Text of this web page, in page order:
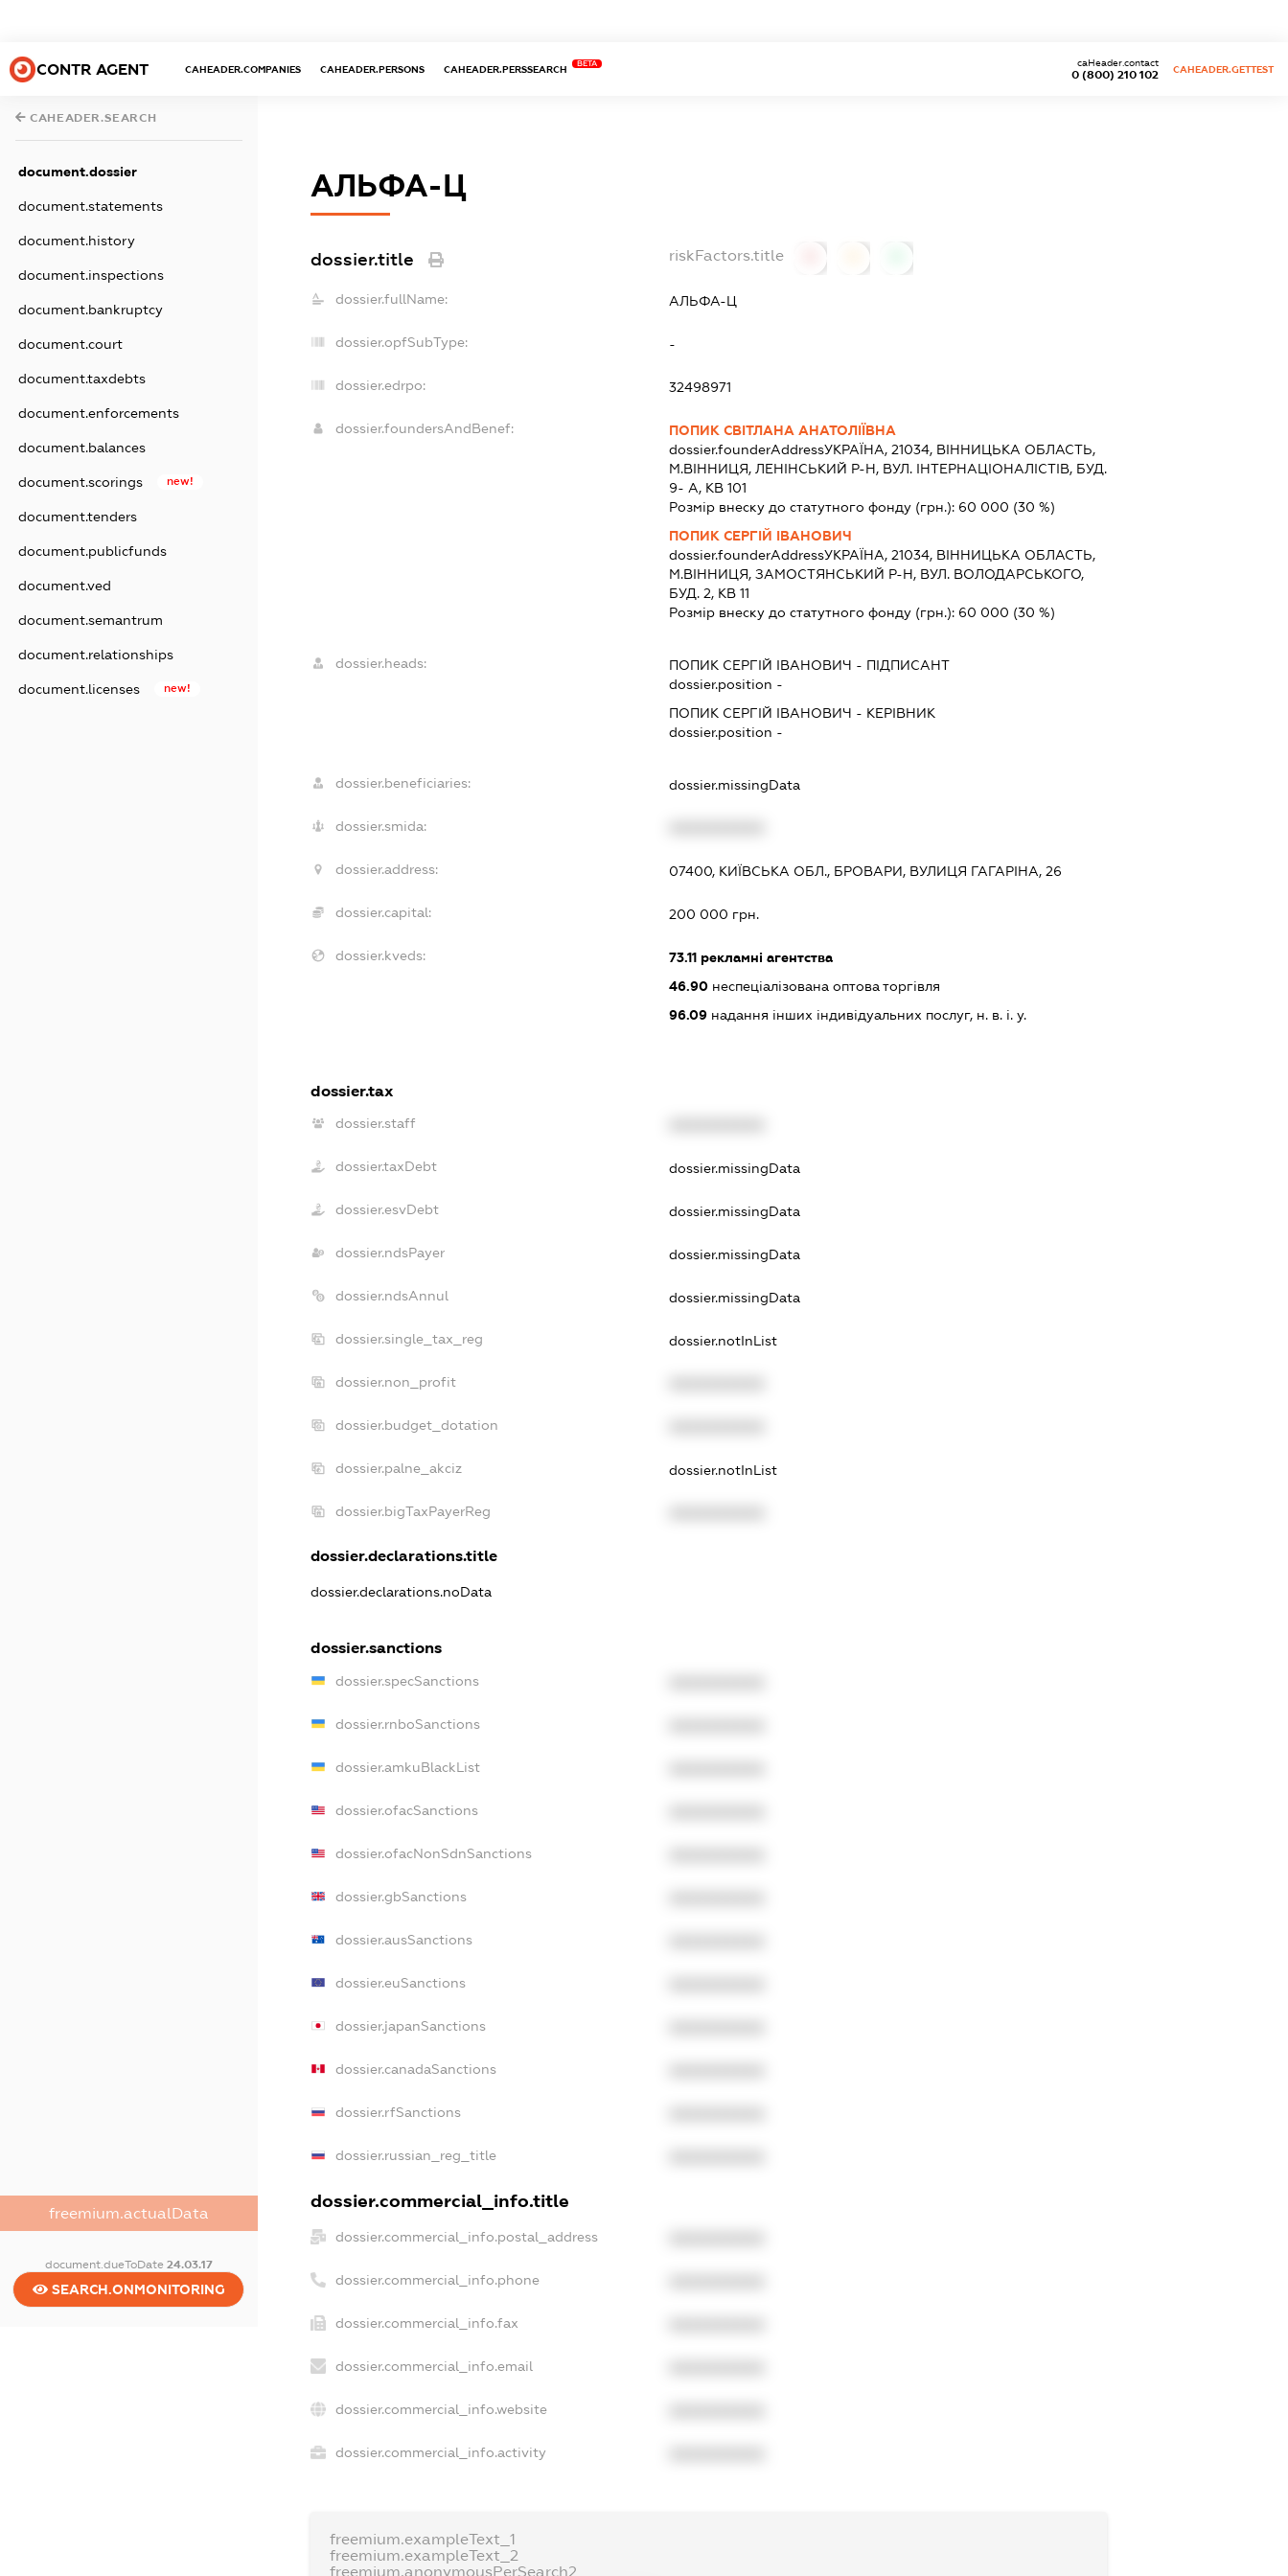
CONTR AGENT CAHEADER.COMPANIES CAHEADER.PERSONS CAHEADER.PERSSEARCH
BETA
0 (800) 210 102
caHeader.contact
CAHEADER.GETTEST
CAHEADER.SEARCH
document.dossier
document.statements
document.history
document.inspections
document.bankruptcy
document.court
document.taxdebts
document.enforcements
document.balances
document.scorings new!
document.tenders
document.publicfunds
document.ved
document.semantrum
document.relationships
document.licenses new!
freemium.actualData
document.dueToDate 24.03.17
SEARCH.ONMONITORING
АЛЬФА-Ц
dossier.title riskFactors.title
dossier.fullName: АЛЬФА-Ц
dossier.opfSubType: -
dossier.edrpo: 32498971
dossier.foundersAndBenef:
ПОПИК СВІТЛАНА АНАТОЛІЇВНА
dossier.founderAddressУКРАЇНА, 21034, ВIННИЦЬКА ОБЛАСТЬ,
М.ВІННИЦЯ, ЛЕНІНСЬКИЙ Р-Н, ВУЛ. ІНТЕРНАЦІОНАЛІСТІВ, БУД.
9- А, КВ 101
Розмір внеску до статутного фонду (грн.): 60 000 (30 %)
ПОПИК СЕРГІЙ ІВАНОВИЧ
dossier.founderAddressУКРАЇНА, 21034, ВIННИЦЬКА ОБЛАСТЬ,
М.ВІННИЦЯ, ЗАМОСТЯНСЬКИЙ Р-Н, ВУЛ. ВОЛОДАРСЬКОГО,
БУД. 2, КВ 11
Розмір внеску до статутного фонду (грн.): 60 000 (30 %)
dossier.heads: ПОПИК СЕРГІЙ ІВАНОВИЧ - ПІДПИСАНТ
dossier.position -
ПОПИК СЕРГІЙ ІВАНОВИЧ - КЕРІВНИК
dossier.position -
dossier.beneficiaries: dossier.missingData
dossier.smida:
dossier.address: 07400, КИЇВСЬКА ОБЛ., БРОВАРИ, ВУЛИЦЯ ГАГАРІНА, 26
dossier.capital: 200 000 грн.
dossier.kveds: 73.11рекламні агентства
46.90неспеціалізована оптова торгівля
96.09надання інших індивідуальних послуг, н. в. і. у.
dossier.tax
dossier.staff
dossier.taxDebt dossier.missingData
dossier.esvDebt dossier.missingData
dossier.ndsPayer dossier.missingData
dossier.ndsAnnul dossier.missingData
dossier.single_tax_reg dossier.notInList
dossier.non_profit
dossier.budget_dotation
dossier.palne_akciz dossier.notInList
dossier.bigTaxPayerReg
dossier.declarations.title
dossier.declarations.noData
dossier.sanctions
dossier.specSanctions
dossier.rnboSanctions
dossier.amkuBlackList
dossier.ofacSanctions
dossier.ofacNonSdnSanctions
dossier.gbSanctions
dossier.ausSanctions
dossier.euSanctions
dossier.japanSanctions
dossier.canadaSanctions
dossier.rfSanctions
dossier.russian_reg_title
dossier.commercial_info.title
dossier.commercial_info.postal_address
dossier.commercial_info.phone
dossier.commercial_info.fax
dossier.commercial_info.email
dossier.commercial_info.website
dossier.commercial_info.activity
freemium.exampleText_1
freemium.exampleText_2
freemium.anonymousPerSearch2